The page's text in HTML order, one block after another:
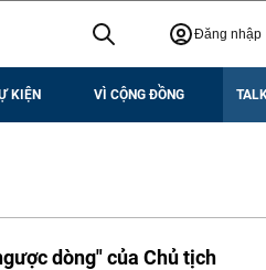
Đăng nhập
KIỆN VÌ CỘNG ĐỒNG
dòng" của Chủ tịch